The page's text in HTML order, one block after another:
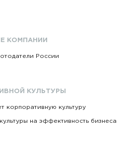
КОМПАНИИ
России
КУЛЬТУРЫ
корпоративную культуру
на эффективность бизнеса